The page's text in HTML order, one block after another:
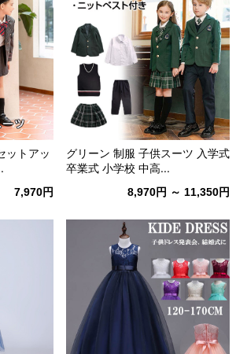
ットアッ
7,970円
グリーン 制服 子供スーツ 入学式
卒業式 小学校 中高...
8,970円 ～ 11,350円